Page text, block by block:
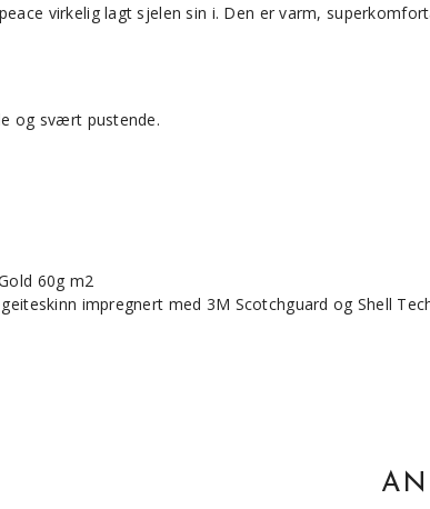
virkelig lagt sjelen sin i. Den er varm,
og svært pustende.
60g m2
impregnert med 3M Scotchguard og Shell